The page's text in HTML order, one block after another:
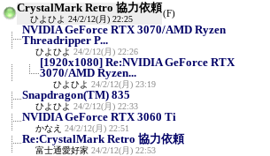
CrystalMark Retro 協力依頼
ひよひよ 24/2/12(月) 22:25
(F)
NVIDIA GeForce RTX 3070/AMD Ryzen
Threadripper P...
ひよひよ 24/2/12(月) 22:26
[1920x1080] Re:NVIDIA GeForce RTX
3070/AMD Ryzen...
ひよひよ 24/2/12(月) 23:19
Snapdragon(TM) 835
ひよひよ 24/2/12(月) 22:33
NVIDIA GeForce RTX 3060 Ti
かなえ 24/2/12(月) 22:51
Re:CrystalMark Retro 協力依頼
富士通愛好家 24/2/12(月) 22:53